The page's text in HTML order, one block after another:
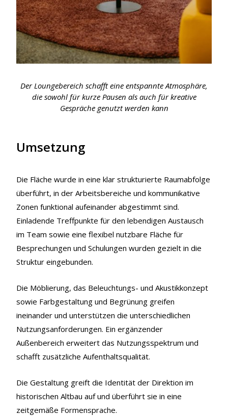
Der Loungebereich schafft eine entspannte Atmosphäre,
die sowohl für kurze Pausen als auch für kreative
Gespräche genutzt werden kann
Umsetzung
Die Fläche wurde in eine klar strukturierte Raumabfolge
überführt, in der Arbeitsbereiche und kommunikative
Zonen funktional aufeinander abgestimmt sind.
Einladende Treffpunkte für den lebendigen Austausch
im Team sowie eine flexibel nutzbare Fläche für
Besprechungen und Schulungen wurden gezielt in die
Struktur eingebunden.
Die Möblierung, das Beleuchtungs- und Akustikkonzept
sowie Farbgestaltung und Begrünung greifen
ineinander und unterstützen die unterschiedlichen
Nutzungsanforderungen. Ein ergänzender
Außenbereich erweitert das Nutzungsspektrum und
schafft zusätzliche Aufenthaltsqualität.
Die Gestaltung greift die Identität der Direktion im
historischen Altbau auf und überführt sie in eine
zeitgemäße Formensprache.